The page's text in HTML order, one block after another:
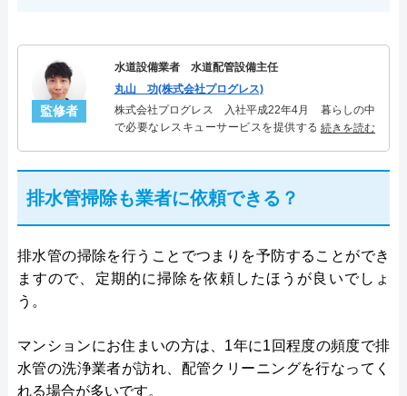
監修者
水道設備業者 水道配管設備主任
丸山 功(株式会社プログレス)
株式会社プログレス 入社平成22年4月 暮らしの中
で必要なレスキューサービスを提供する株式会社プ
シャリスト。
続きを読む
排水管掃除も業者に依頼できる？
排水管の掃除を行うことでつまりを予防することができ
ますので、定期的に掃除を依頼したほうが良いでしょ
う。
マンションにお住まいの方は、1年に1回程度の頻度で排
水管の洗浄業者が訪れ、配管クリーニングを行なってく
れる場合が多いです。